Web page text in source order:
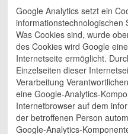
Google Analytics setzt ein
informationstechnologischen
Was Cookies sind, wurde
des Cookies wird Google
Internetseite ermöglicht.
Einzelseiten dieser
Verarbeitung
eine Google-Analytics-
Internetbrowser auf dem
der betroffenen Person
Google-Analytics-